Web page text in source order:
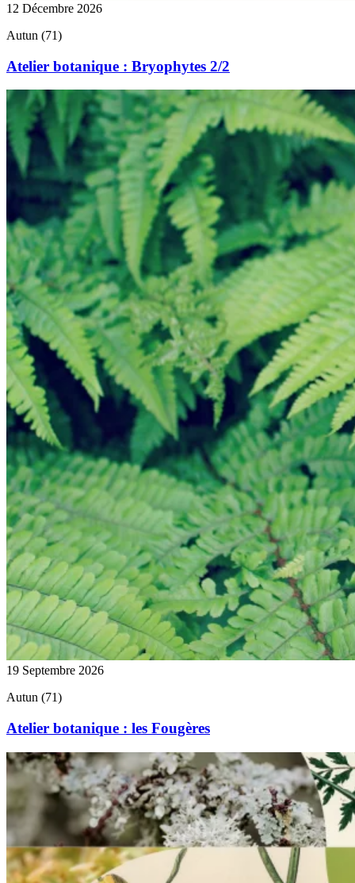
12 Décembre 2026
Autun (71)
Atelier botanique : Bryophytes 2/2
19 Septembre 2026
Autun (71)
Atelier botanique : les Fougères